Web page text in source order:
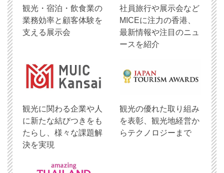
観光・宿泊・飲食業の
業務効率と顧客体験を
支える展示会
社員旅行や展示会など
MICEに注力の香港、
最新情報や注目のニュ
ースを紹介
観光に関わる企業や人
に新たな結びつきをも
たらし、様々な課題解
決を実現
観光の優れた取り組み
を表彰、観光地経営か
らテクノロジーまで